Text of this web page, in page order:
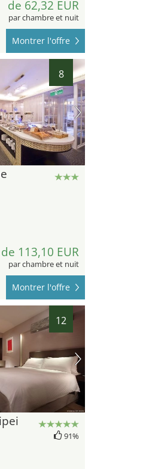
de 62,32 EUR
par chambre et nuit
Montrer l'offre
8
de 113,10 EUR
par chambre et nuit
Montrer l'offre
12
91%